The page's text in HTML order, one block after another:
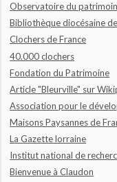
Observatoire du
Bibliothèque diocésaine
Clochers de France
40.000 clochers
Fondation du Patrimoine
Article "Bleurville" sur
Association pour le
Maisons Paysannes de
La Gazette lorraine
Institut national de
Bienvenue à Claudon